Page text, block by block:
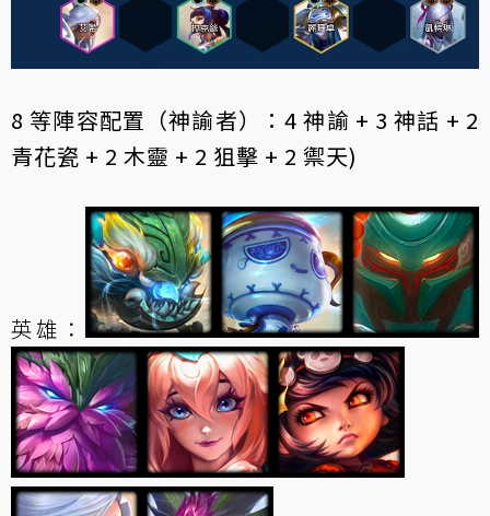
8 等陣容配置（神諭者）：4 神諭 + 3 神話 + 2
青花瓷 + 2 木靈 + 2 狙擊 + 2 禦天)
英雄：